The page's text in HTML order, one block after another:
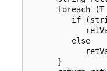
foreach (T
if
         else
      }